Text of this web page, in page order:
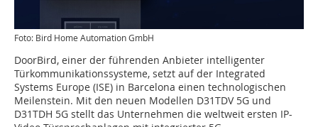
Foto: Bird Home Automation GmbH
DoorBird, einer der führenden Anbieter intelligenter
Türkommunikationssysteme, setzt auf der Integrated
Systems Europe (ISE) in Barcelona einen technologischen
Meilenstein. Mit den neuen Modellen D31TDV 5G und
D31TDH 5G stellt das Unternehmen die weltweit ersten IP-